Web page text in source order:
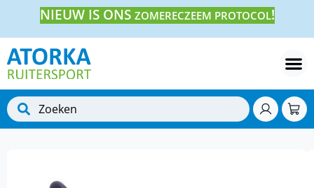
NIEUW IS ONS ZOMERECZEEM PROTOCOL!